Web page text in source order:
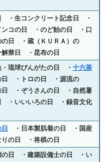
・生コンクリート記念日 ・
ンコの日 ・のど飴の日 ・口
日 ・蔵（ＫＵＲＡ）の
禁日 ・昆布の日
琉球びんがたの日 ・ 十六茶
日 ・トロの日 ・源流の
日 ・ぞうさんの日 ・自然薯
・いいいろの日 ・録音文化
・日本製肌着の日 ・国産
の日 ・将棋の日
の日 ・建築設備士の日 ・い